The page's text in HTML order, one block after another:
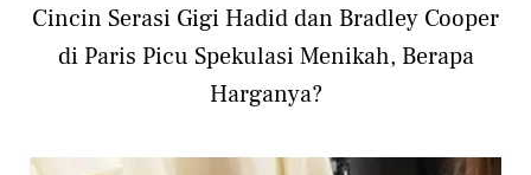
Cincin Serasi Gigi Hadid dan Bradley Cooper
di Paris Picu Spekulasi Menikah, Berapa
Harganya?